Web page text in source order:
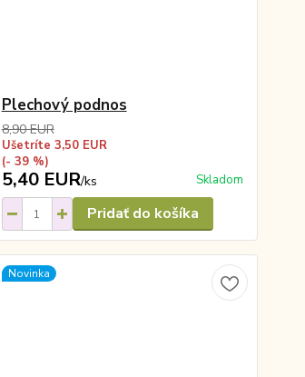
Plechový podnos
8,90 EUR
Ušetríte 3,50 EUR
(- 39 %)
5,40 EUR/ks Skladom
Pridať do košíka
Novinka